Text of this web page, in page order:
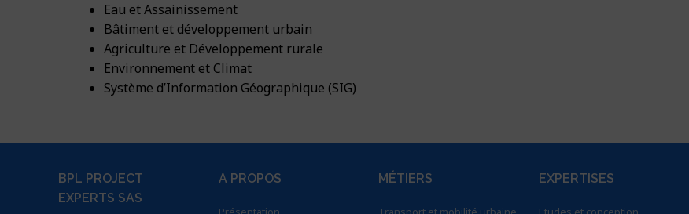
Eau et Assainissement
Bâtiment et développement urbain
Agriculture et Développement rurale
Environnement et Climat
Système d’Information Géographique (SIG)
BPL PROJECT
EXPERTS SAS
A PROPOS MÉTIERS EXPERTISES